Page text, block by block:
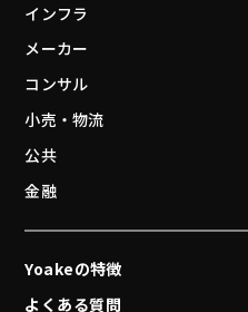
インフラ
メーカー
コンサル
小売・物流
公共
金融
Yoakeの特徴
よくある質問